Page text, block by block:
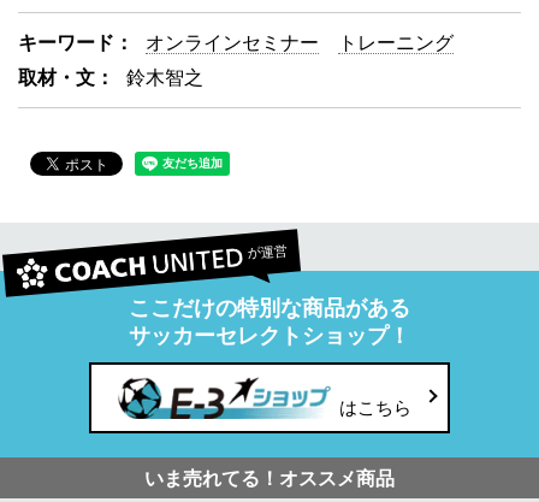
キーワード： オンラインセミナー
トレーニング
取材・文：
鈴木智之
が運営
ここだけの特別な商品がある
サッカーセレクトショップ！
はこちら
いま売れてる！オススメ商品